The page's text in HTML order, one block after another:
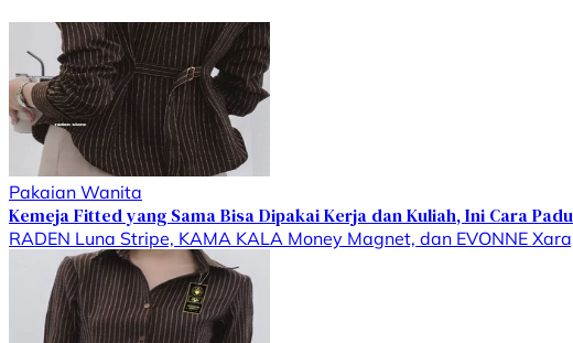
Pakaian Wanita
Kemeja Fitted yang Sama Bisa Dipakai Kerja dan Kuliah, Ini Cara
RADEN Luna Stripe, KAMA KALA Money Magnet, dan EVONNE